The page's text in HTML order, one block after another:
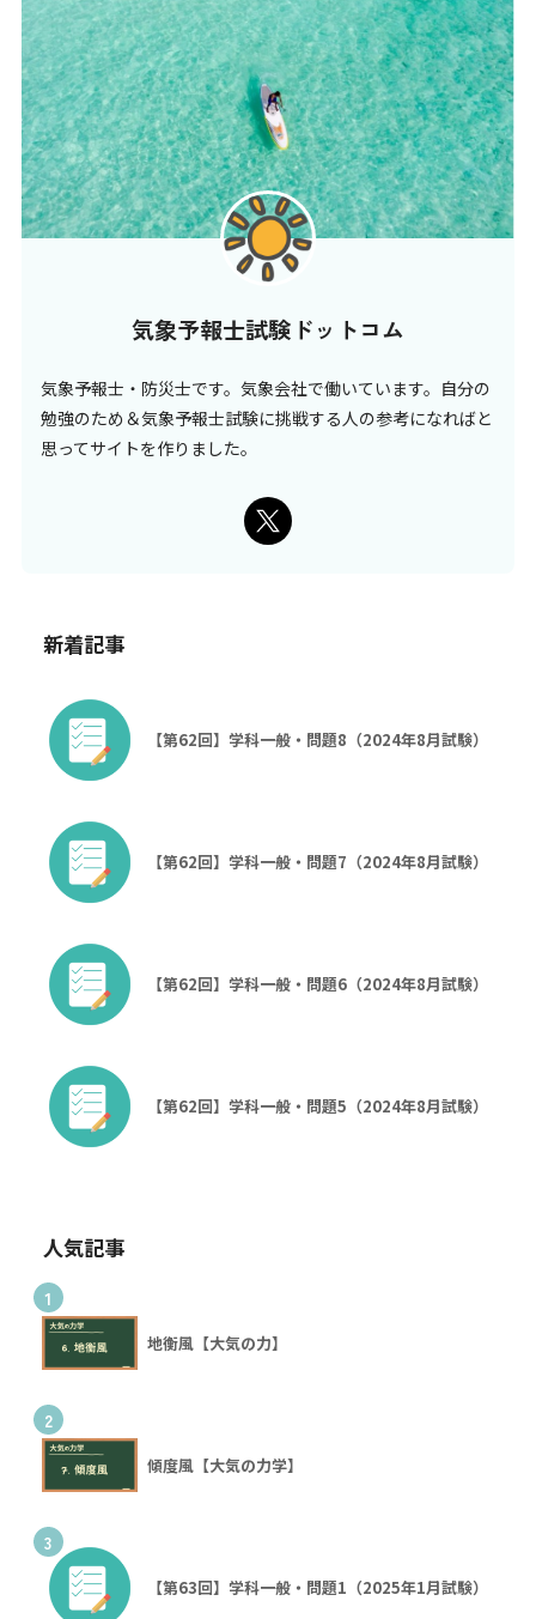
気象予報士試験ドットコム
気象予報士・防災士です。気象会社で働いています。自分の
勉強のため＆気象予報士試験に挑戦する人の参考になればと
思ってサイトを作りました。
新着記事
【第62回】学科一般・問題8（2024年8月試験）
【第62回】学科一般・問題7（2024年8月試験）
【第62回】学科一般・問題6（2024年8月試験）
【第62回】学科一般・問題5（2024年8月試験）
人気記事
1
地衡風【大気の力】
2
傾度風【大気の力学】
3
【第63回】学科一般・問題1（2025年1月試験）